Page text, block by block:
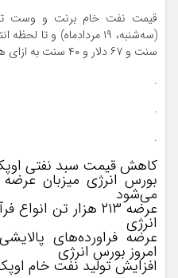
سنت و ۶۷ دلار و ۴۰ سنت به ازای هر بشکه بوده است.
.
.
.
کاهش قیمت سبد نفتی
بورس انرژی میزبان
می‌شود
عرضه ۲۱۳ هزار تن
انرژی
عرضه فراورده‌های
امروز بورس انرژی
افزایش تولید نفت خام